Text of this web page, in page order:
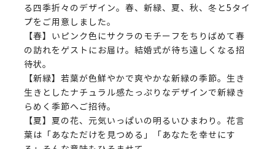
る四季折々のデザイン。春、新緑、夏、秋、冬と5タイ
プをご用意しました。
【春】いピンク色にサクラのモチーフをちりばめて春
の訪れをゲストにお届け。結婚式が待ち遠しくなる招
待状。
【新緑】若葉が色鮮やかで爽やかな新緑の季節。生き
生きとしたナチュラル感たっぷりなデザインで新緑き
らめく季節へご招待。
【夏】夏の花、元気いっぱいの明るいひまわり。花言
葉は「あなただけを見つめる」「あなたを幸せにす